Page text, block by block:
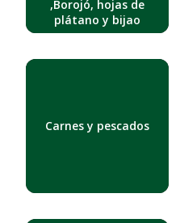
,Borojó, hojas de
plátano y bijao
Carnes y pescados